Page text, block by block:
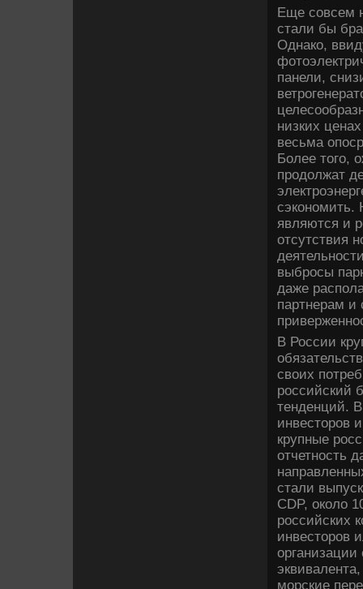
Еще совсем
стали бы
Однако,
панели,
низких
весьма
Более того,
продолжат
сэкономить.
являются и
отсутствия
выбросы
даже
партнерам и
В России
своих
российский
тенденций.
инвесторов
крупные
отчетность
стали
CDP, около
российских
инвесторов
морские